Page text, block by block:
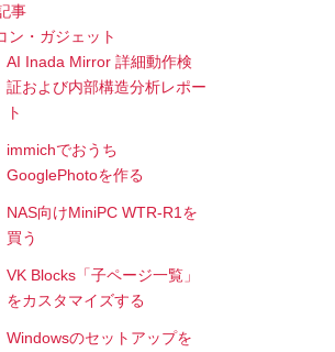
事
ン・ガジェット
AI Inada Mirror 詳細動作検
証および内部構造分析レポー
ト
immichでおうち
GooglePhotoを作る
NAS向けMiniPC WTR-R1を
買う
VK Blocks「子ページ一覧」
をカスタマイズする
Windowsのセットアップを